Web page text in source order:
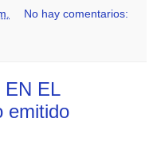
No hay comentarios:
EN EL
emitido